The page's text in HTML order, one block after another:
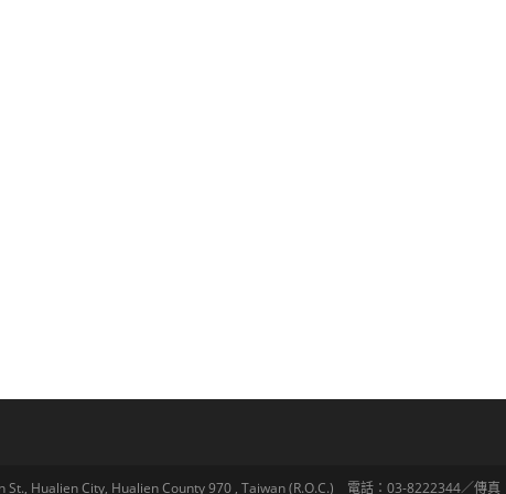
St., Hualien City, Hualien County 970 , Taiwan (R.O.C.) 電話：03-8222344／傳